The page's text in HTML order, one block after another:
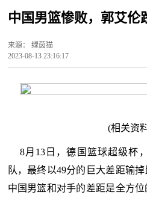
中国男篮惨败，郭艾伦
来源： 绿茵猫
2023-08-13 23:16:17
(相关资
8月13日，德国篮球超级杯
队，最终以49分的巨大差距输
中国男篮和对手的差距是全方